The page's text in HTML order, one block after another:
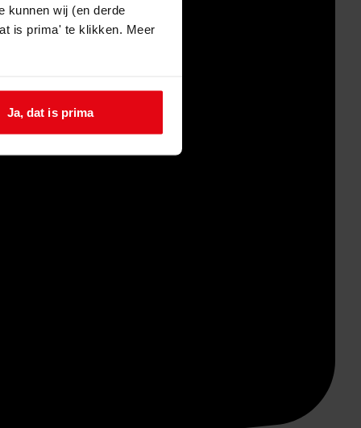
kunnen wij (en derde
is prima' te klikken. Meer
Ja, dat is prima